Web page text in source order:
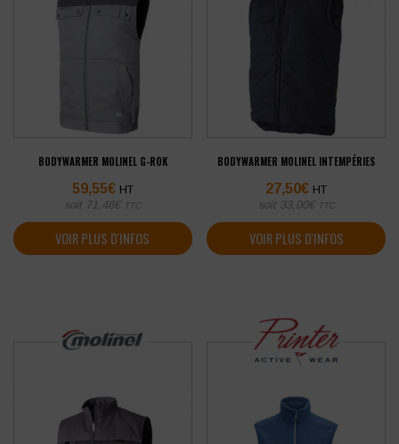
BODYWARMER MOLINEL G-ROK
59,55€ HT
soit 71,46€ TTC
VOIR PLUS D'INFOS
BODYWARMER MOLINEL INTEMPÉRIES
27,50€ HT
soit 33,00€ TTC
VOIR PLUS D'INFOS